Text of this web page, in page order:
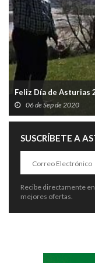
Feliz Día de Asturias
06 de Sep de 2020
SUSCRÍBETE A
Recibe directamente
mejores ofertas.